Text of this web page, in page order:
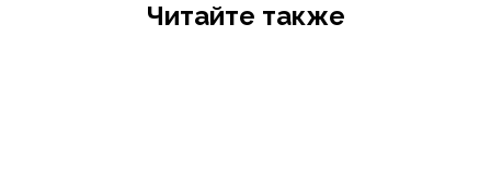
Читайте также